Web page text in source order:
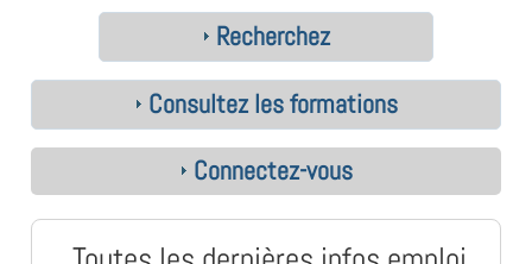
Recherchez
Consultez les formations
Connectez-vous